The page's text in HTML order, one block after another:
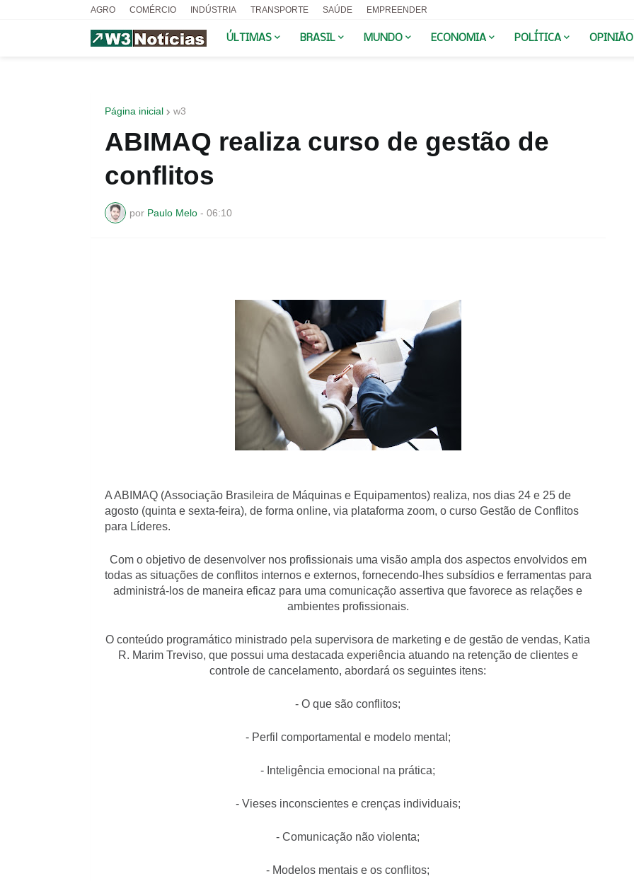
AGRO COMÉRCIO INDÚSTRIA TRANSPORTE SAÚDE EMPREENDER
ÚLTIMAS BRASIL MUNDO ECONOMIA POLÍTICA OPINIÃO
Página inicial w3
ABIMAQ realiza curso de gestão de
conflitos
por Paulo Melo - 06:10
A ABIMAQ (Associação Brasileira de Máquinas e Equipamentos) realiza, nos dias 24 e 25 de
agosto (quinta e sexta-feira), de forma online, via plataforma zoom, o curso Gestão de Conflitos
para Líderes.
Com o objetivo de desenvolver nos profissionais uma visão ampla dos aspectos envolvidos em
todas as situações de conflitos internos e externos, fornecendo-lhes subsídios e ferramentas para
administrá-los de maneira eficaz para uma comunicação assertiva que favorece as relações e
ambientes profissionais.
O conteúdo programático ministrado pela supervisora de marketing e de gestão de vendas, Katia
R. Marim Treviso, que possui uma destacada experiência atuando na retenção de clientes e
controle de cancelamento, abordará os seguintes itens:
- O que são conflitos;
- Perfil comportamental e modelo mental;
- Inteligência emocional na prática;
- Vieses inconscientes e crenças individuais;
- Comunicação não violenta;
- Modelos mentais e os conflitos;